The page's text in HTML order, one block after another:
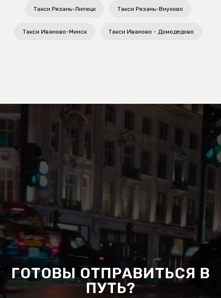
Такси Рязань-Липецк Такси Рязань-Внуково
Такси Иваново-Минск Такси Иваново - Домодедово
ГОТОВЫ ОТПРАВИТЬСЯ В
ПУТЬ?